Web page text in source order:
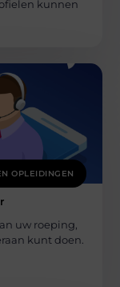
kunnen
OPLEIDINGEN
uw roeping,
kunt doen.